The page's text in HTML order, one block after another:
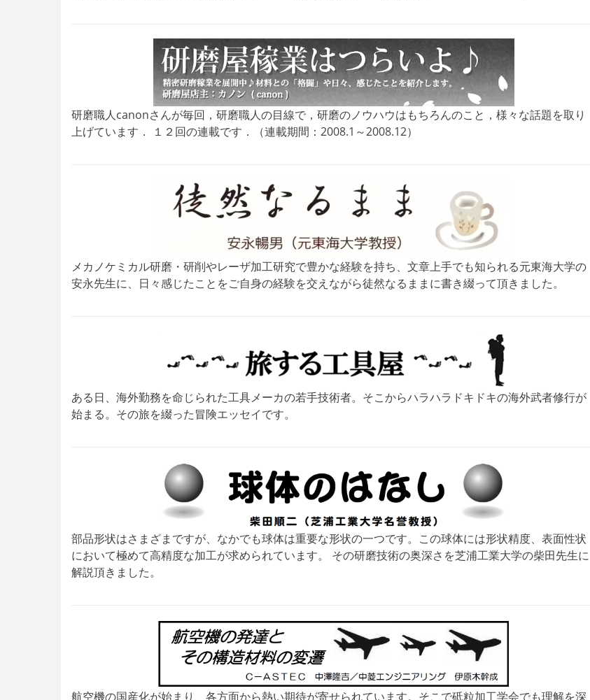
研磨職人canonさんが毎回，研磨職人の目線で，研磨のノウハウはもちろんのこと，様々な話題を取り
上げています． １２回の連載です．（連載期間：2008.1～2008.12）
メカノケミカル研磨・研削やレーザ加工研究で豊かな経験を持ち、文章上手でも知られる元東海大学の
安永先生に、日々感じたことをご自身の経験を交えながら徒然なるままに書き綴って頂きました。
ある日、海外勤務を命じられた工具メーカの若手技術者。そこからハラハラドキドキの海外武者修行が
始まる。その旅を綴った冒険エッセイです。
部品形状はさまざまですが、なかでも球体は重要な形状の一つです。この球体には形状精度、表面性状
において極めて高精度な加工が求められています。 その研磨技術の奥深さを芝浦工業大学の柴田先生に
解説頂きました。
航空機の国産化が始まり、各方面から熱い期待が寄せられています。そこで砥粒加工学会でも理解を深